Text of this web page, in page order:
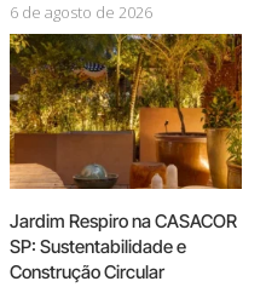
6 de agosto de 2026
Jardim Respiro na CASACOR
SP: Sustentabilidade e
Construção Circular